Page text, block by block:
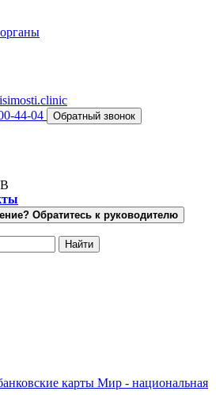
44-04 Обратный звонок
Обратитесь к руководителю